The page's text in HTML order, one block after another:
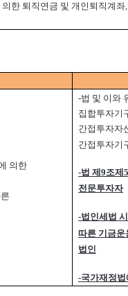
한 퇴직연금 및 개인퇴직계
의한
-법 및 이와
집합투자기
간접투자자
간접투자기
-법 제9조제
전문투자자
-법인세법
따른 기금운
법인
-국가재정